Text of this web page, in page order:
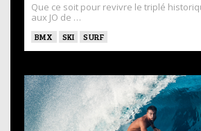
Que ce soit pour revivre le triplé
aux JO de …
BMX SKI SURF